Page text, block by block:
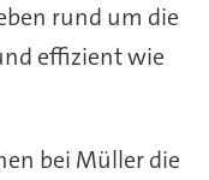
rund um die
effizient wie
bei Müller die